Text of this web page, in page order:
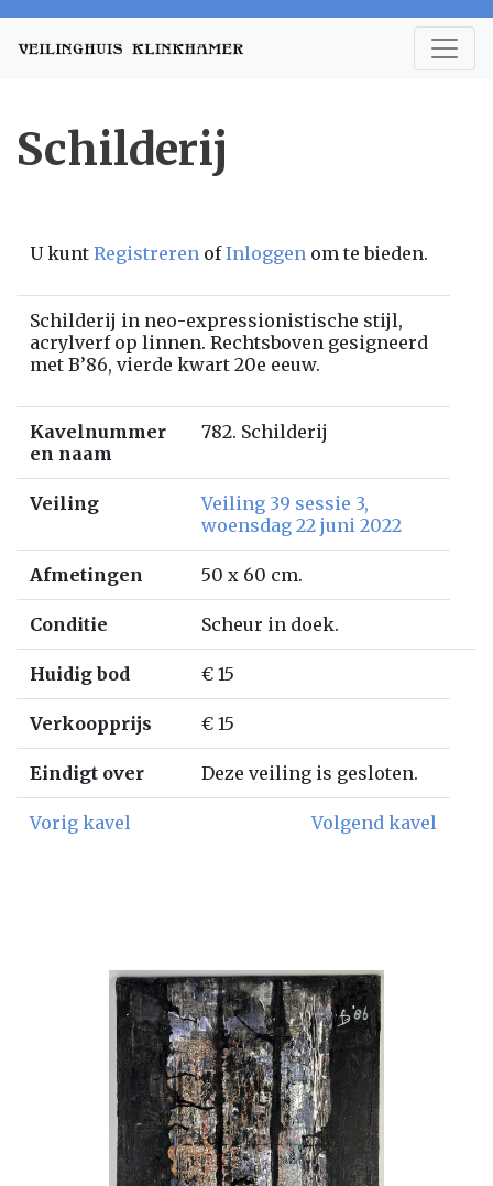
Schilderij
U kunt Registreren ofInloggen om te bieden.
Schilderij in neo-expressionistische stijl,
acrylverf op linnen. Rechtsboven gesigneerd
met B’86, vierde kwart 20e eeuw.
Kavelnummer
en naam
782. Schilderij
Veiling
Veiling 39 sessie 3,
woensdag 22 juni 2022
Afmetingen 50 x 60 cm.
Conditie Scheur in doek.
Huidig bod € 15
Verkoopprijs € 15
Eindigt over Deze veiling is gesloten.
Vorig kavel Volgend kavel